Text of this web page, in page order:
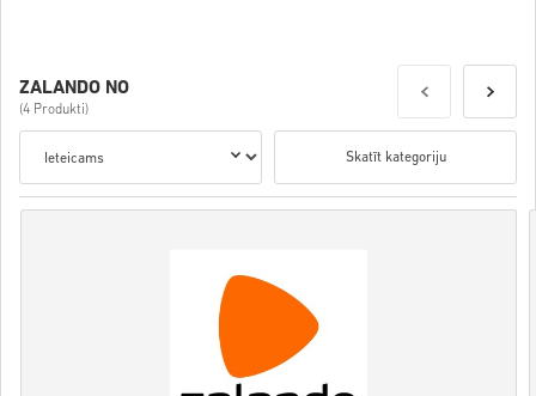
ZALANDO NO
(4 Produkti)
Skatīt kategoriju